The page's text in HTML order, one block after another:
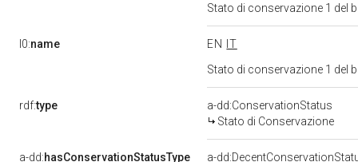
Stato di conservazione 1 del
l0:name EN
IT
Stato di conservazione 1 del
rdf:type
a-dd:ConservationStatus
Stato di Conservazione
a-dd:hasConservationStatusType
a-